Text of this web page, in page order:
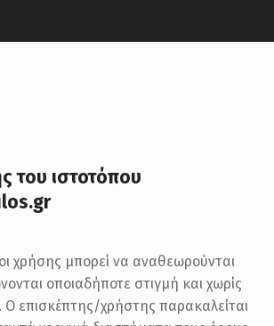
του ιστοτόπου
χρήσης μπορεί να αναθεωρούνται
οποιαδήποτε στιγμή και χωρίς
Ο επισκέπτης/χρήστης παρακαλείται